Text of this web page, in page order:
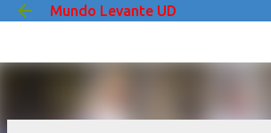
Ir al contenido
Mundo Levante UD